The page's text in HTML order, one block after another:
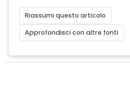
Riassumi questo articolo
Approfondisci con altre fonti